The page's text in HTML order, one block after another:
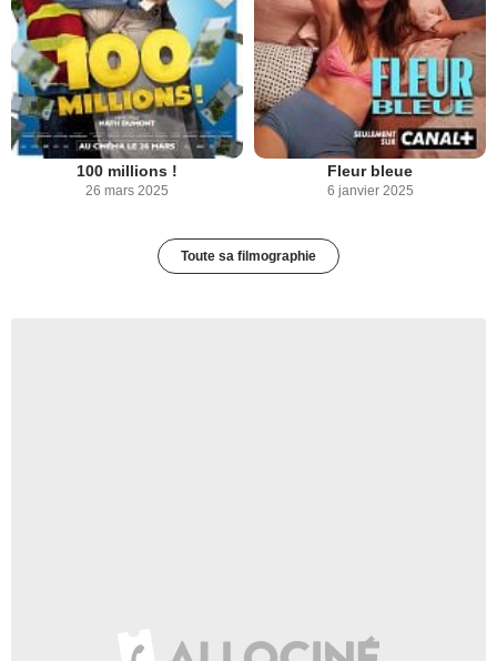
100 millions !
26 mars 2025
Fleur bleue
6 janvier 2025
Toute sa filmographie